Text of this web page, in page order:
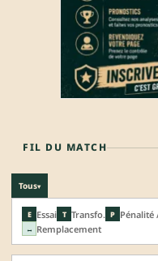
FIL DU MATCH
Tous▾
E Essai T Transfo. P Pénalité
↔ Remplacement